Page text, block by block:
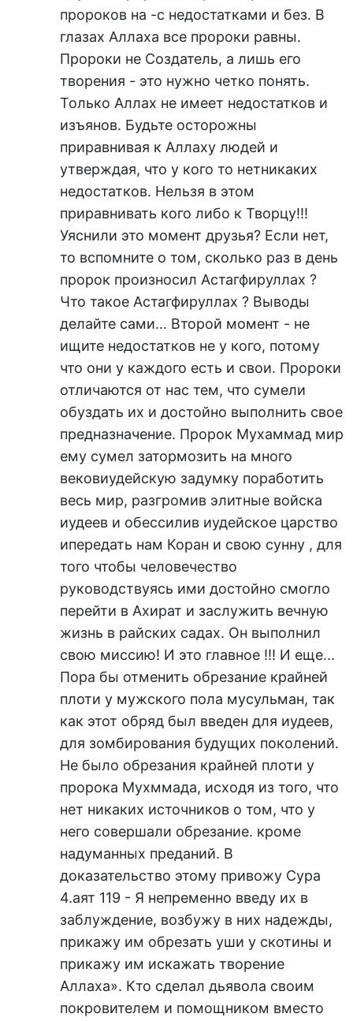
пророков на -с недостатками и без. В
глазах Аллаха все пророки равны.
Пророки не Создатель, а лишь его
творения - это нужно четко понять.
Только Аллах не имеет недостатков и
изъянов. Будьте осторожны
приравнивая к Аллаху людей и
утверждая, что у кого то нетникаких
недостатков. Нельзя в этом
приравнивать кого либо к Творцу!!!
Уяснили это момент друзья? Если нет,
то вспомните о том, сколько раз в день
пророк произносил Астагфируллах ?
Что такое Астагфируллах ? Выводы
делайте сами... Второй момент - не
ищите недостатков не у кого, потому
что они у каждого есть и свои. Пророки
отличаются от нас тем, что сумели
обуздать их и достойно выполнить свое
предназначение. Пророк Мухаммад мир
ему сумел затормозить на много
вековиудейскую задумку поработить
весь мир, разгромив элитные войска
иудеев и обессилив иудейское царство
ипередать нам Коран и свою сунну , для
того чтобы человечество
руководствуясь ими достойно смогло
перейти в Ахират и заслужить вечную
жизнь в райских садах. Он выполнил
свою миссию! И это главное !!! И еще...
Пора бы отменить обрезание крайней
плоти у мужского пола мусульман, так
как этот обряд был введен для иудеев,
для зомбирования будущих поколений.
Не было обрезания крайней плоти у
пророка Мухммада, исходя из того, что
нет никаких источников о том, что у
него совершали обрезание. кроме
надуманных преданий. В
доказательство этому привожу Сура
4.аят 119 - Я непременно введу их в
заблуждение, возбужу в них надежды,
прикажу им обрезать уши у скотины и
прикажу им искажать творение
Аллаха». Кто сделал дьявола своим
покровителем и помощником вместо